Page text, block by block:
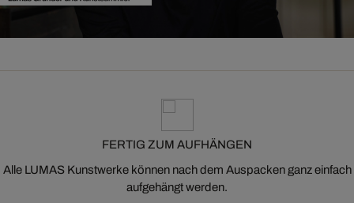
FERTIG ZUM AUFHÄNGEN
Alle LUMAS Kunstwerke können nach dem Auspacken ganz einfach
aufgehängt werden.